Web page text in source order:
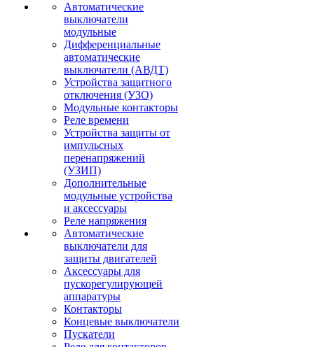
Автоматические
выключатели
модульные
Дифференциальные
автоматические
выключатели (АВДТ)
Устройства защитного
отключения (УЗО)
Модульные контакторы
Реле времени
Устройства защиты от
импульсных
перенапряжений
(УЗИП)
Дополнительные
модульные устройства
и аксессуары
Реле напряжения
Автоматические
выключатели для
защиты двигателей
Аксессуары для
пускорегулирующей
аппаратуры
Контакторы
Концевые выключатели
Пускатели